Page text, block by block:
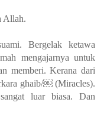
Allah.
Bergelak ketawa
mengajarnya untuk
memberi. Kerana dari
ghaib/￼ (Miracles).
luar biasa. Dan